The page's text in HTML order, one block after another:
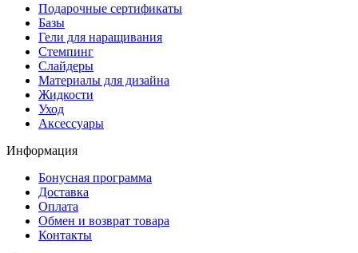
Подарочные сертификаты
Базы
Гели для наращивания
Стемпинг
Слайдеры
Материалы для дизайна
Жидкости
Уход
Аксессуары
Информация
Бонусная программа
Доставка
Оплата
Обмен и возврат товара
Контакты